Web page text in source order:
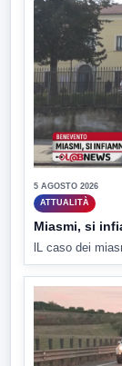
5 AGOSTO 2026
ATTUALITÀ
Miasmi, si
lL caso dei